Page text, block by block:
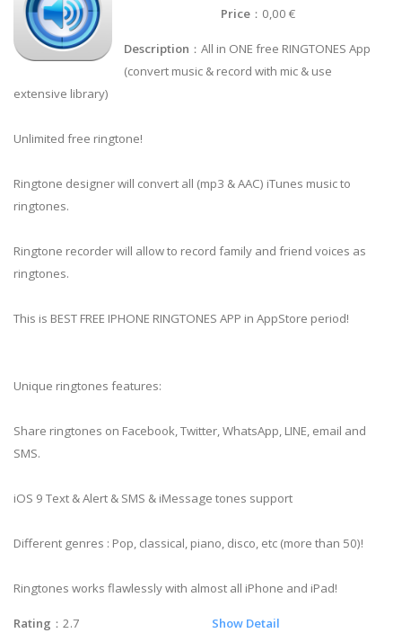
Price ：0,00 €
Description ：All in ONE free RINGTONES App
(convert music & record with mic & use
extensive library)
Unlimited free ringtone!
Ringtone designer will convert all (mp3 & AAC) iTunes music to
ringtones.
Ringtone recorder will allow to record family and friend voices as
ringtones.
This is BEST FREE IPHONE RINGTONES APP in AppStore period!
Unique ringtones features:
Share ringtones on Facebook, Twitter, WhatsApp, LINE, email and
SMS.
iOS 9 Text & Alert & SMS & iMessage tones support
Different genres : Pop, classical, piano, disco, etc (more than 50)!
Ringtones works flawlessly with almost all iPhone and iPad!
Rating ：2.7 Show Detail